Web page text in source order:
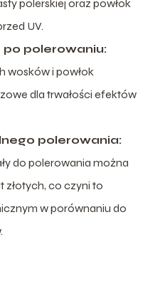
polerskiej oraz powłok
UV.
polerowaniu:
wosków i powłok
dla trwałości efektów
polerowania:
do polerowania można
złotych, co czyni to
w porównaniu do